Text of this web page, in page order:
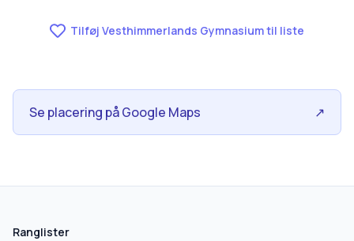
Tilføj Vesthimmerlands Gymnasium til liste
Se placering på Google Maps ↗
Hvad leder du efter?
Ranglister